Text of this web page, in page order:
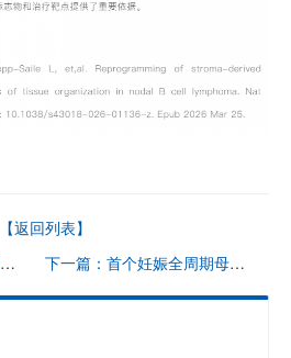
【返回列表】
上一篇：10x Atera 预售开启 | 一张切片解锁空间组学新纪元：全转录组 + 高通量 + 单细胞分辨率
下一篇：首个妊娠全周期母胎界面时空图谱登 Nature